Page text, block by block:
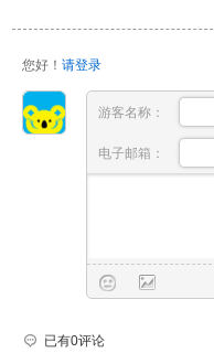
您好！ 请登录
游客名称：
电子邮箱：
已有0评论